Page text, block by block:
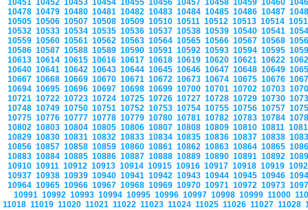
10451 10452 10453 10454 10455 10456 10457 10458 10459 10460
10478 10479 10480 10481 10482 10483 10484 10485 10486 10487
10505 10506 10507 10508 10509 10510 10511 10512 10513 10514
10532 10533 10534 10535 10536 10537 10538 10539 10540 10541
10559 10560 10561 10562 10563 10564 10565 10566 10567 10568
10586 10587 10588 10589 10590 10591 10592 10593 10594 10595
10613 10614 10615 10616 10617 10618 10619 10620 10621 10622
10640 10641 10642 10643 10644 10645 10646 10647 10648 10649
10667 10668 10669 10670 10671 10672 10673 10674 10675 10676
10694 10695 10696 10697 10698 10699 10700 10701 10702 10703
10721 10722 10723 10724 10725 10726 10727 10728 10729 10730
10748 10749 10750 10751 10752 10753 10754 10755 10756 10757
10775 10776 10777 10778 10779 10780 10781 10782 10783 10784
10802 10803 10804 10805 10806 10807 10808 10809 10810 10811
10829 10830 10831 10832 10833 10834 10835 10836 10837 10838
10856 10857 10858 10859 10860 10861 10862 10863 10864 10865
10883 10884 10885 10886 10887 10888 10889 10890 10891 10892
10910 10911 10912 10913 10914 10915 10916 10917 10918 10919
10937 10938 10939 10940 10941 10942 10943 10944 10945 10946
10964 10965 10966 10967 10968 10969 10970 10971 10972 10973
10991 10992 10993 10994 10995 10996 10997 10998 10999 11000
11018 11019 11020 11021 11022 11023 11024 11025 11026 11027 11028